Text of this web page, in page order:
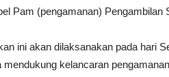
Pam (pengamanan) Pengambilan
ini akan dilaksanakan pada hari
mendukung kelancaran